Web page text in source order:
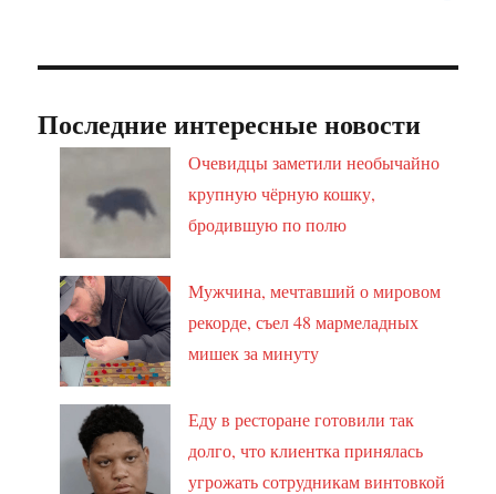
Последние интересные новости
Очевидцы заметили необычайно
крупную чёрную кошку,
бродившую по полю
Мужчина, мечтавший о мировом
рекорде, съел 48 мармеладных
мишек за минуту
Еду в ресторане готовили так
долго, что клиентка принялась
угрожать сотрудникам винтовкой